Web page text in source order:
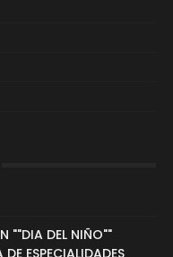
""DIA DEL NIÑO""
ESPECIALIDADES